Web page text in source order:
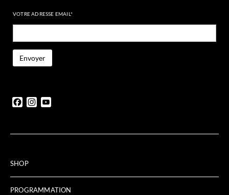
VOTRE ADRESSE EMAIL*
FacebookInstagram
SHOP
PROGRAMMATION